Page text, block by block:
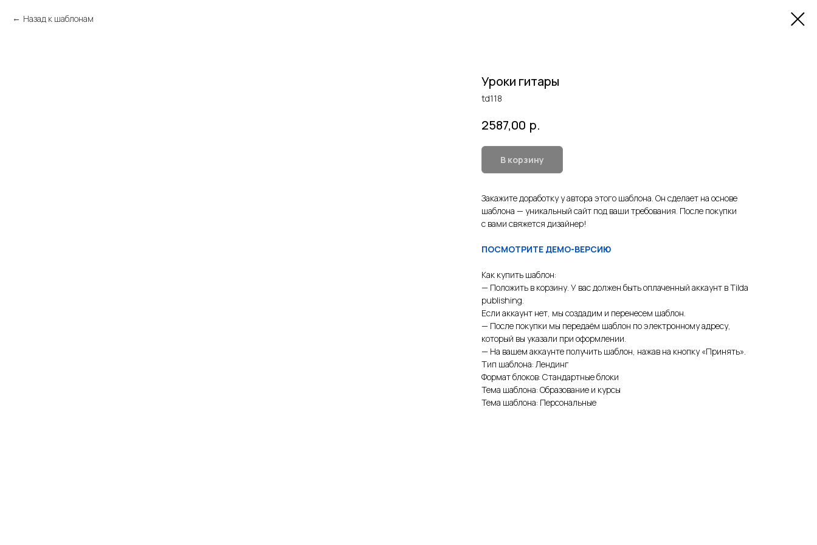
Назад к шаблонам
Уроки гитары
td118
2587,00 р.
В корзину
Закажите доработку у автора этого шаблона. Он сделает на основе
шаблона — уникальный сайт под ваши требования. После покупки
с вами свяжется дизайнер!
ПОСМОТРИТЕ ДЕМО-ВЕРСИЮ
Как купить шаблон:
— Положить в корзину. У вас должен быть оплаченный аккаунт в Tilda
publishing.
Если аккаунт нет, мы создадим и перенесем шаблон.
— После покупки мы передаём шаблон по электронному адресу,
который вы указали при оформлении.
— На вашем аккаунте получить шаблон, нажав на кнопку «Принять».
Тип шаблона: Лендинг
Формат блоков: Стандартные блоки
Тема шаблона: Образование и курсы
Тема шаблона: Персональные